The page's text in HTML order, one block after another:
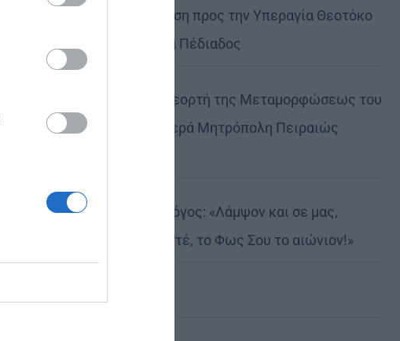
Ιερά Παράκληση προς την Υπεραγία Θεοτόκο
στην Πολυθέα Πέδιαδος
Η Δεσποτική εορτή της Μεταμορφώσεως του
Κυρίου στην Ιερά Μητρόπολη Πειραιώς
Σερρών Θεολόγος: «Λάμψον και σε μας,
Δέσποτα Χριστέ, το Φως Σου το αιώνιον!»